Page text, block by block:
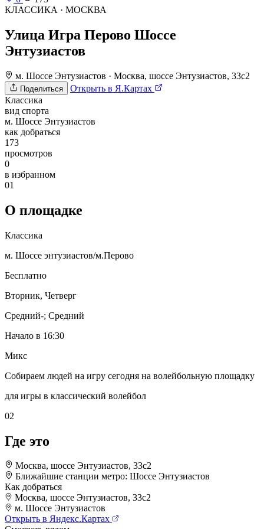
КЛАССИКА · МОСКВА
Улица Игра Перово Шоссе
Энтузиастов
м. Шоссе Энтузиастов · Москва, шоссе Энтузиастов, 33с2
Поделиться
Открыть в Я.Картах
Классика
вид спорта
м. Шоссе Энтузиастов
как добраться
173
просмотров
0
в избранном
01
О площадке
Классика
м. Шоссе энтузиастов/м.Перово
Бесплатно
Вторник, Четверг
Средний-; Средний
Начало в 16:30
Микс
Собираем людей на игру сегодня на волейбольную площадку
для игры в классический волейбол
02
Где это
Москва, шоссе Энтузиастов, 33с2
Ближайшие станции метро: Шоссе Энтузиастов
Как добраться
+
Москва, шоссе Энтузиастов, 33с2
м. Шоссе Энтузиастов
Открыть в Яндекс.Картах